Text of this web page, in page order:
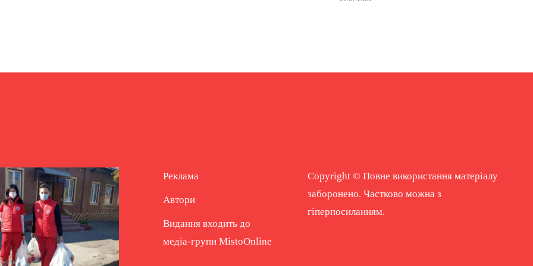
Реклама
Автори
Видання входить до
медіа-групи MistoOnline
Copyright © Повне використання матеріалу
заборонено. Частково можна з
гіперпосиланням.